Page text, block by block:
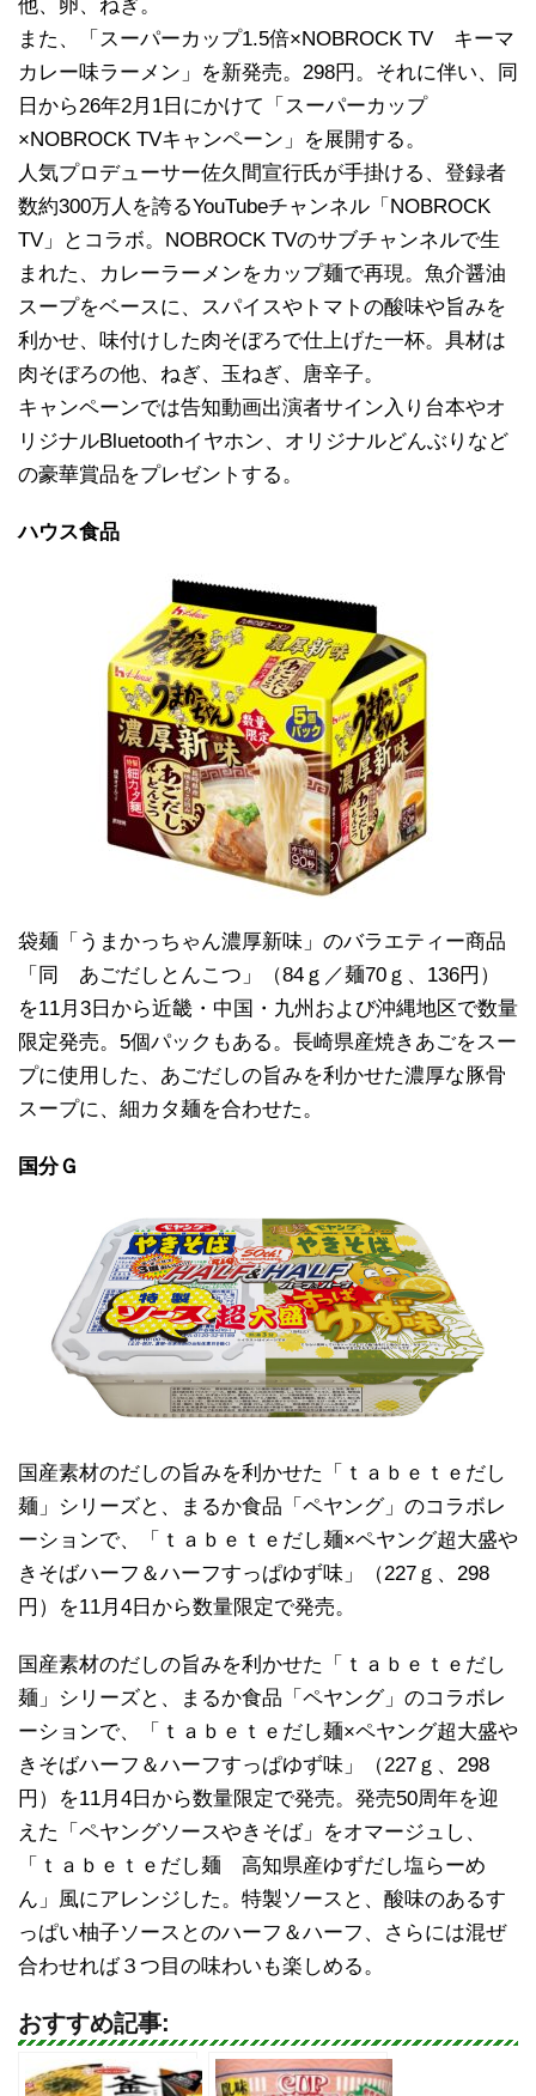
他、卵、ねぎ。
また、「スーパーカップ1.5倍×NOBROCK TV キーマ
カレー味ラーメン」を新発売。298円。それに伴い、同
日から26年2月1日にかけて「スーパーカップ
×NOBROCK TVキャンペーン」を展開する。
人気プロデューサー佐久間宣行氏が手掛ける、登録者
数約300万人を誇るYouTubeチャンネル「NOBROCK
TV」とコラボ。NOBROCK TVのサブチャンネルで生
まれた、カレーラーメンをカップ麺で再現。魚介醤油
スープをベースに、スパイスやトマトの酸味や旨みを
利かせ、味付けした肉そぼろで仕上げた一杯。具材は
肉そぼろの他、ねぎ、玉ねぎ、唐辛子。
キャンペーンでは告知動画出演者サイン入り台本やオ
リジナルBluetoothイヤホン、オリジナルどんぶりなど
の豪華賞品をプレゼントする。
ハウス食品
袋麺「うまかっちゃん濃厚新味」のバラエティー商品
「同 あごだしとんこつ」（84ｇ／麺70ｇ、136円）
を11月3日から近畿・中国・九州および沖縄地区で数量
限定発売。5個パックもある。長崎県産焼きあごをスー
プに使用した、あごだしの旨みを利かせた濃厚な豚骨
スープに、細カタ麺を合わせた。
国分Ｇ
国産素材のだしの旨みを利かせた「ｔａｂｅｔｅだし
麺」シリーズと、まるか食品「ペヤング」のコラボレ
ーションで、「ｔａｂｅｔｅだし麺×ペヤング超大盛や
きそばハーフ＆ハーフすっぱゆず味」（227ｇ、298
円）を11月4日から数量限定で発売。
国産素材のだしの旨みを利かせた「ｔａｂｅｔｅだし
麺」シリーズと、まるか食品「ペヤング」のコラボレ
ーションで、「ｔａｂｅｔｅだし麺×ペヤング超大盛や
きそばハーフ＆ハーフすっぱゆず味」（227ｇ、298
円）を11月4日から数量限定で発売。発売50周年を迎
えた「ペヤングソースやきそば」をオマージュし、
「ｔａｂｅｔｅだし麺 高知県産ゆずだし塩らーめ
ん」風にアレンジした。特製ソースと、酸味のあるす
っぱい柚子ソースとのハーフ＆ハーフ、さらには混ぜ
合わせれば３つ目の味わいも楽しめる。
おすすめ記事: